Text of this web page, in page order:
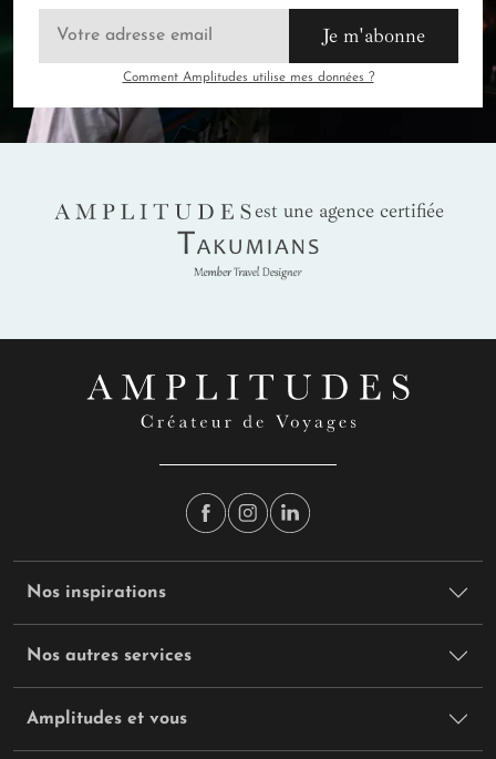
Je m'abonne
Comment Amplitudes utilise mes données ?
AMPLITUDES
est une agence certifiée
Takumians
Nos inspirations
Nos autres services
Amplitudes et vous